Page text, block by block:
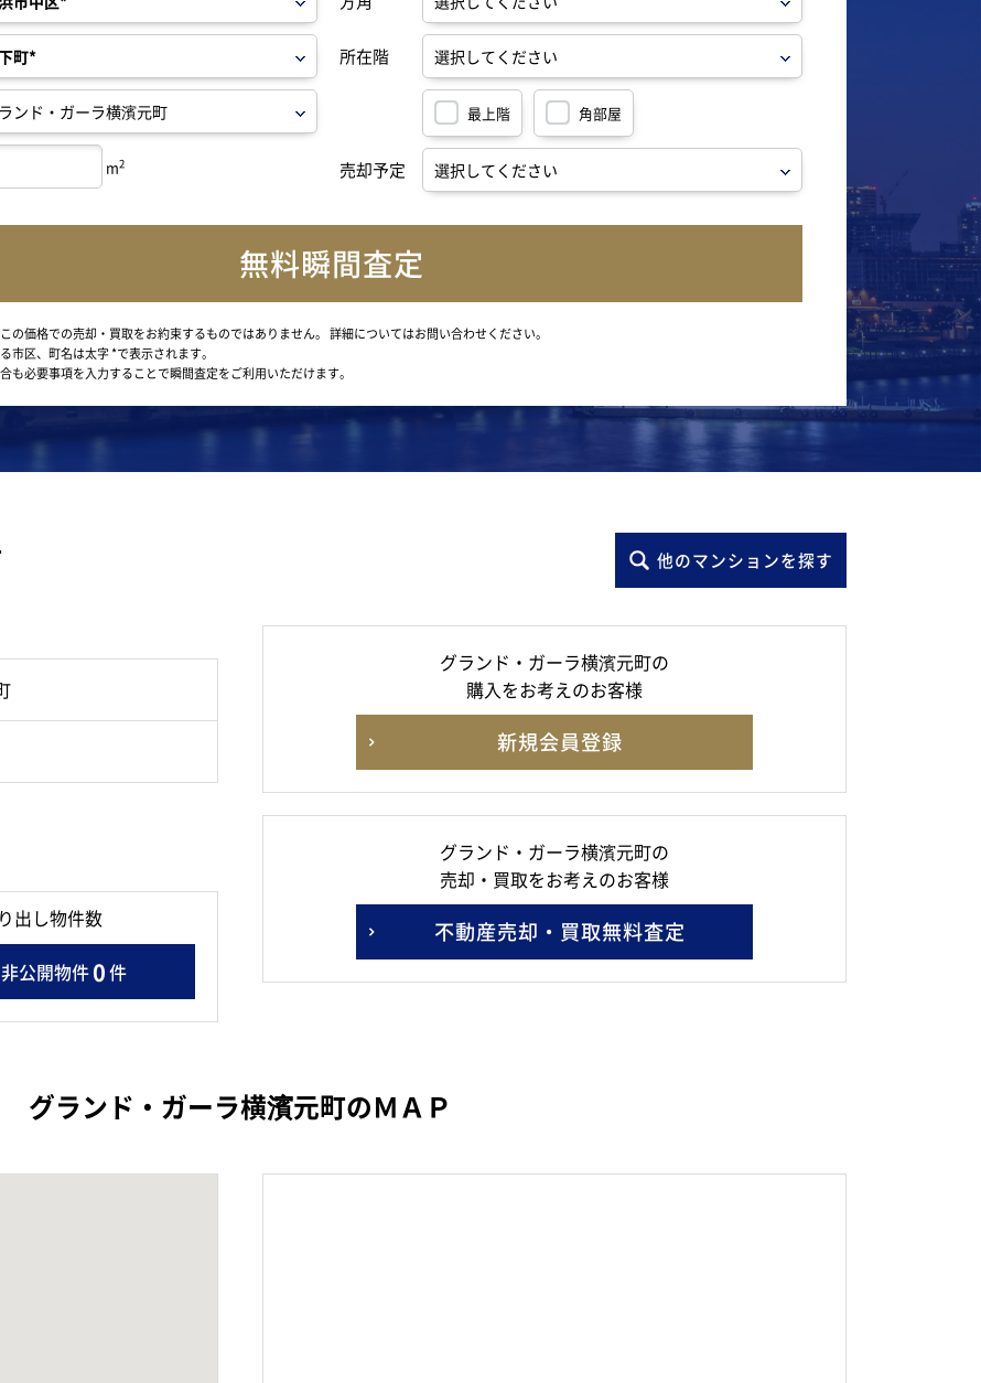
m2
所在階
最上階 角部屋
売却予定
無料瞬間査定
の価格での売却・買取をお約束するものではありません。 詳細についてはお問い合わせください。
市区、町名は太字 *で表示されます。
も必要事項を入力することで瞬間査定をご利用いただけます。
他のマンションを探す
出し物件数
非公開物件0件
グランド・ガーラ横濱元町の
購入をお考えのお客様
新規会員登録
グランド・ガーラ横濱元町の
売却・買取をお考えのお客様
不動産売却・買取無料査定
グランド・ガーラ横濱元町のＭＡＰ